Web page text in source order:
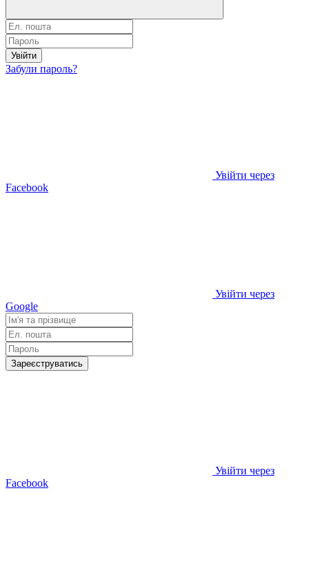
Увійти
Забули пароль?
Увійти через
Facebook
Увійти через
Google
Зареєструватись
Увійти через
Facebook